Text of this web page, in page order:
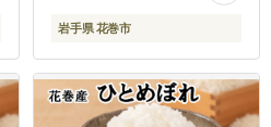
岩手県 花巻市